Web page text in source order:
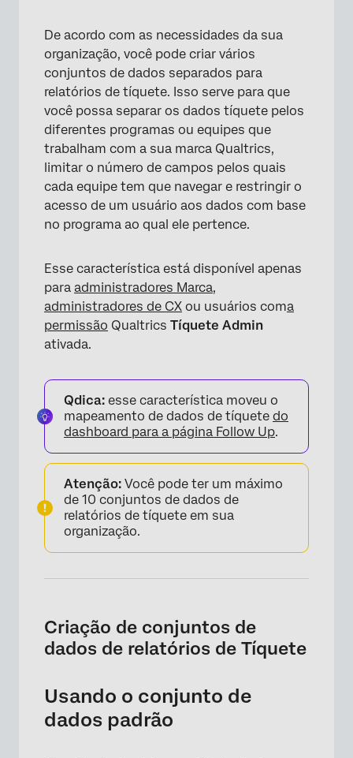
De acordo com as necessidades da sua
organização, você pode criar vários
conjuntos de dados separados para
relatórios de tíquete. Isso serve para que
você possa separar os dados tíquete pelos
diferentes programas ou equipes que
trabalham com a sua marca Qualtrics,
limitar o número de campos pelos quais
cada equipe tem que navegar e restringir o
acesso de um usuário aos dados com base
no programa ao qual ele pertence.
Esse característica está disponível apenas
para administradores Marca,
administradores de CX ou usuários coma
permissão Qualtrics Tíquete Admin
ativada.
Qdica: esse característica moveu o
mapeamento de dados de tíquete do
dashboard para a página Follow Up.
Atenção: Você pode ter um máximo
de 10 conjuntos de dados de
relatórios de tíquete em sua
organização.
Criação de conjuntos de
dados de relatórios de Tíquete
Usando o conjunto de
dados padrão